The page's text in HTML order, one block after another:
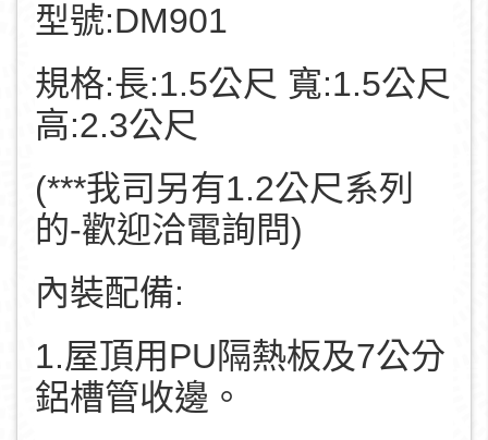
型號:DM901
規格:長:1.5公尺 寬:1.5公尺
高:2.3公尺
(***我司另有1.2公尺系列
的-歡迎洽電詢問)
內裝配備:
1.屋頂用PU隔熱板及7公分
鋁槽管收邊。